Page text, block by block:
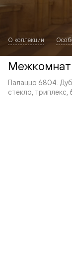
О коллекции
Палаццо 6804.
стекло, триплекс,